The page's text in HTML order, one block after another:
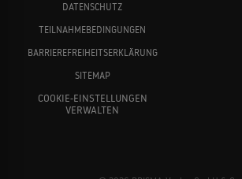
DATENSCHUTZ
TEILNAHMEBEDINGUNGEN
BARRIEREFREIHEITSERKLÄRUNG
SITEMAP
COOKIE-EINSTELLUNGEN
VERWALTEN